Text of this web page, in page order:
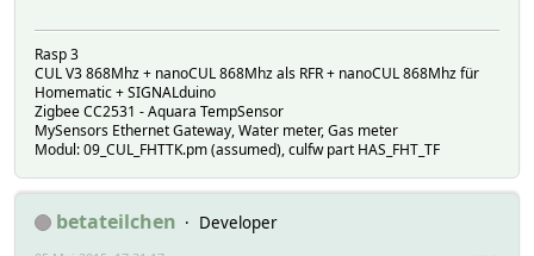
Rasp 3
CUL V3 868Mhz + nanoCUL 868Mhz als RFR + nanoCUL 868Mhz für
Homematic + SIGNALduino
Zigbee CC2531 - Aquara TempSensor
MySensors Ethernet Gateway, Water meter, Gas meter
Modul: 09_CUL_FHTTK.pm (assumed), culfw part HAS_FHT_TF
betateilchen
Developer